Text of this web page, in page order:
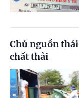
Chủ nguồn
chất thải